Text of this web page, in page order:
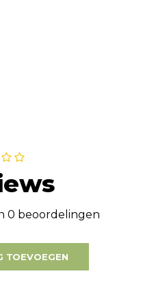
0 beoordelingen
TOEVOEGEN